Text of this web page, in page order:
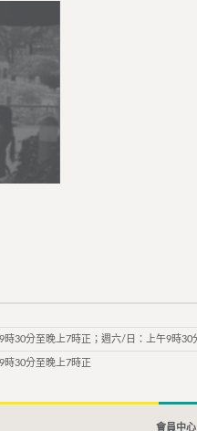
時30分至晚上7時正；週六/日：上午9時
時30分至晚上7時正
會員中心